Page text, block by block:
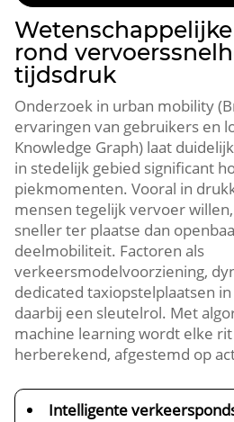
rond
tijdsdruk
Onderzoek in urban mobility
ervaringen van gebruikers en
Knowledge Graph) laat
in stedelijk gebied significant
piekmomenten. Vooral in
mensen tegelijk vervoer
sneller ter plaatse dan
deelmobiliteit. Factoren als
verkeersmodelvoorziening,
dedicated taxiopstelplaatsen
daarbij een sleutelrol. Met
machine learning wordt elke
herberekend, afgestemd op
Intelligente